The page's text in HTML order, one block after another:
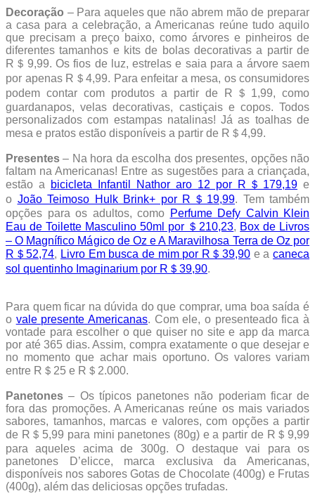
Decoração – Para aqueles que não abrem mão de preparar
a casa para a celebração, a Americanas reúne tudo aquilo
que precisam a preço baixo, como árvores e pinheiros de
diferentes tamanhos e kits de bolas decorativas a partir de
R＄9,99. Os fios de luz, estrelas e saia para a árvore saem
por apenas R＄4,99. Para enfeitar a mesa, os consumidores
podem contar com produtos a partir de R＄1,99, como
guardanapos, velas decorativas, castiçais e copos. Todos
personalizados com estampas natalinas! Já as toalhas de
mesa e pratos estão disponíveis a partir de R＄4,99.
Presentes– Na hora da escolha dos presentes, opções não
faltam na Americanas! Entre as sugestões para a criançada,
estão a
bicicleta Infantil Nathor aro 12 por R＄179,19 e
o João Teimoso Hulk Brink+ por R＄19,99. Tem também
opções para os adultos, como Perfume Defy Calvin Klein
Eau de Toilette Masculino 50ml por ＄210,23, Box de Livros
– O Magnífico Mágico de Oz e A Maravilhosa Terra de Oz por
R＄52,74, Livro Em busca de mim por R＄39,90 e acaneca
sol quentinho Imaginarium por R＄39,90.
Para quem ficar na dúvida do que comprar, uma boa saída é
o vale presente Americanas. Com ele, o presenteado fica à
vontade para escolher o que quiser no site e app da marca
por até 365 dias. Assim, compra exatamente o que desejar e
no momento que achar mais oportuno. Os valores variam
entre R＄25 e R＄2.000.
Panetones– Os típicos panetones não poderiam ficar de
fora das promoções. A Americanas reúne os mais variados
sabores, tamanhos, marcas e valores, com opções a partir
de R＄5,99 para mini panetones (80g) e a partir de R＄9,99
para aqueles acima de 300g. O destaque vai para os
panetones D’elicce, marca exclusiva da Americanas,
disponíveis nos sabores Gotas de Chocolate (400g) e Frutas
(400g), além das deliciosas opções trufadas.